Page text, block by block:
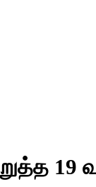
19